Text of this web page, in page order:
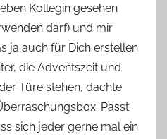
o
n
n
e
Kollegin gesehen
darf) und mir
ja auch für Dich erstellen
die Adventszeit und
Türe stehen, dachte
Passt
sich jeder gerne mal ein